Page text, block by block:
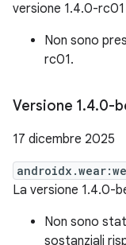
versione 1.4.0-
Non sono
rc01.
Versione 1.4.0-
17 dicembre 2025
La versione 1.4.0-
Non sono
sostanziali